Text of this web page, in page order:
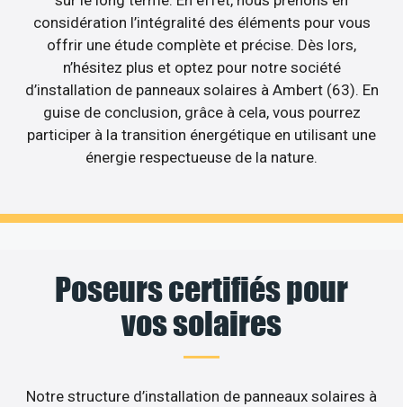
considération l’intégralité des éléments pour vous
offrir une étude complète et précise. Dès lors,
n’hésitez plus et optez pour notre société
d’installation de panneaux solaires à Ambert (63). En
guise de conclusion, grâce à cela, vous pourrez
participer à la transition énergétique en utilisant une
énergie respectueuse de la nature.
Poseurs certifiés pour
vos solaires
Notre structure d’installation de panneaux solaires à